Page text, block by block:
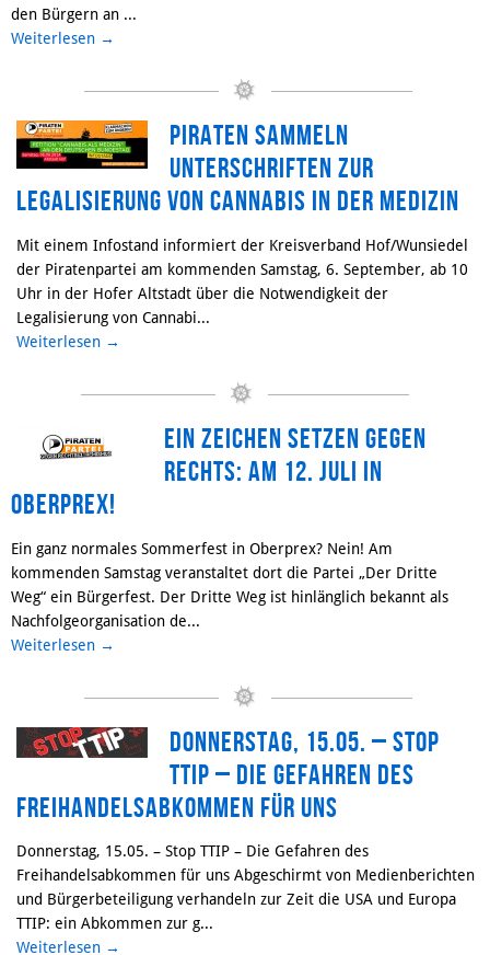
den Bürgern an ...
Weiterlesen →
Piraten sammeln
Unterschriften zur
Legalisierung von Cannabis in der Medizin
Mit einem Infostand informiert der Kreisverband Hof/Wunsiedel
der Piratenpartei am kommenden Samstag, 6. September, ab 10
Uhr in der Hofer Altstadt über die Notwendigkeit der
Legalisierung von Cannabi...
Weiterlesen →
Ein Zeichen setzen gegen
Rechts: am 12. Juli in
Oberprex!
Ein ganz normales Sommerfest in Oberprex? Nein! Am
kommenden Samstag veranstaltet dort die Partei „Der Dritte
Weg“ ein Bürgerfest. Der Dritte Weg ist hinlänglich bekannt als
Nachfolgeorganisation de...
Weiterlesen →
Donnerstag, 15.05. – Stop
TTIP – Die Gefahren des
Freihandelsabkommen für uns
Donnerstag, 15.05. – Stop TTIP – Die Gefahren des
Freihandelsabkommen für uns Abgeschirmt von Medienberichten
und Bürgerbeteiligung verhandeln zur Zeit die USA und Europa
TTIP: ein Abkommen zur g...
Weiterlesen →